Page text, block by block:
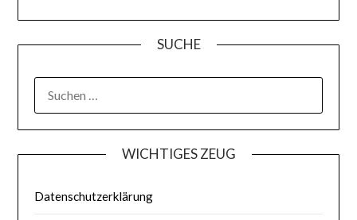
SUCHE
WICHTIGES ZEUG
Datenschutzerklärung